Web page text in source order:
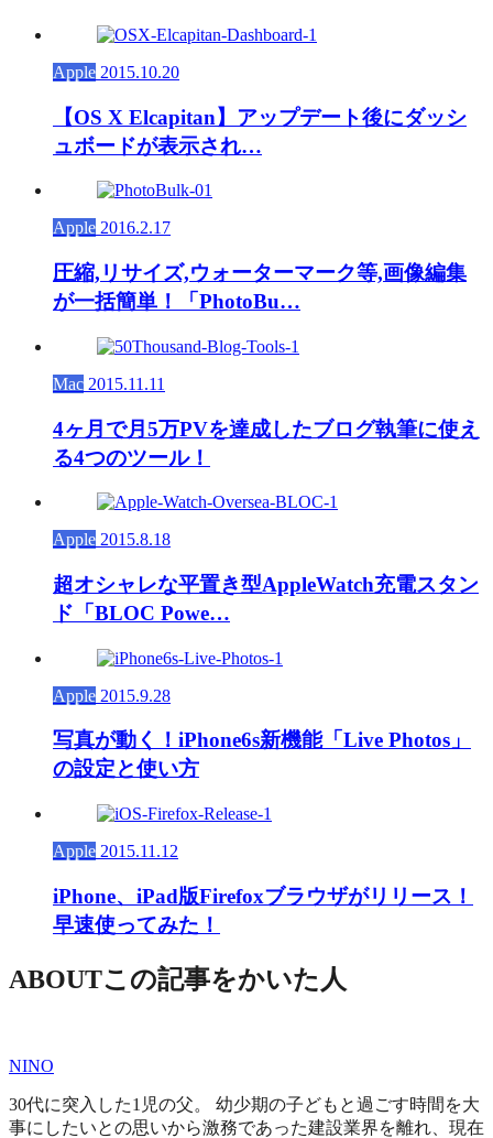
Apple 2015.10.20
【OS X Elcapitan】アップデート後にダッシ
ュボードが表示され…
Apple 2016.2.17
圧縮,リサイズ,ウォーターマーク等,画像編集
が一括簡単！「PhotoBu…
Mac 2015.11.11
4ヶ月で月5万PVを達成したブログ執筆に使え
る4つのツール！
Apple 2015.8.18
超オシャレな平置き型AppleWatch充電スタン
ド「BLOC Powe…
Apple 2015.9.28
写真が動く！iPhone6s新機能「Live Photos」
の設定と使い方
Apple 2015.11.12
iPhone、iPad版Firefoxブラウザがリリース！
早速使ってみた！
ABOUTこの記事をかいた人
NINO
30代に突入した1児の父。 幼少期の子どもと過ごす時間を大
事にしたいとの思いから激務であった建設業界を離れ、現在